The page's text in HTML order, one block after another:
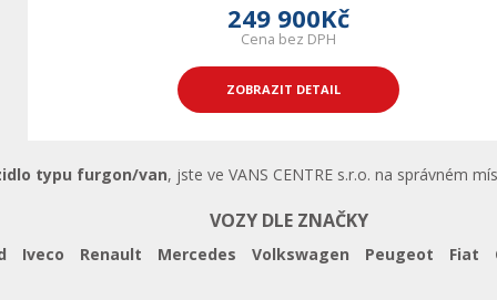
249 900Kč
Cena bez DPH
ZOBRAZIT DETAIL
typu furgon/van, jste ve VANS CENTRE s.r.o. na správném
VOZY DLE ZNAČKY
Iveco Renault Mercedes Volkswagen Peugeot Fiat